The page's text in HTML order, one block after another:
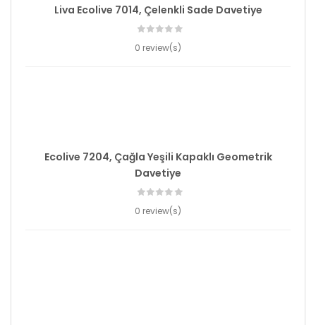
Liva Ecolive 7014, Çelenkli Sade Davetiye
0 review(s)
Ecolive 7204, Çağla Yeşili Kapaklı Geometrik
Davetiye
0 review(s)